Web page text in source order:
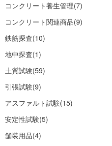
コンクリート養生管理(7)
コンクリート関連商品(9)
鉄筋探査(10)
地中探査(1)
土質試験(59)
引張試験(9)
アスファルト試験(15)
安定性試験(5)
舗装用品(4)